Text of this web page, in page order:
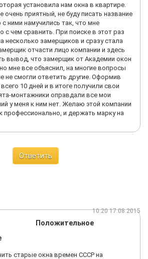
установила нам окна в квартире.
приятный, не буду писать название
ними намучились так, что мне
с чем сравнить. При поиске в этот раз
несколько замерщиков и сразу стала
отчасти лицо компании и здесь
вывод, что замерщик от Академии окон
мне все объяснил, на многие вопросы
не смогли ответить другие. Оформив
10 дней и в итоге получили свои
монтажники оправдали все мои
у меня к ним нет. Желаю этой компании
профессионально, и держать марку на
Ответить
10:20 17.08.2015
Положительное
старые окна времен СССР на